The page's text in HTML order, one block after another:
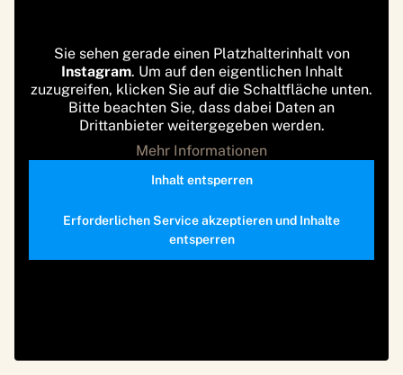
Sie sehen gerade einen Platzhalterinhalt von
Instagram. Um auf den eigentlichen Inhalt
zuzugreifen, klicken Sie auf die Schaltfläche unten.
Bitte beachten Sie, dass dabei Daten an
Drittanbieter weitergegeben werden.
Mehr Informationen
Inhalt entsperren
Erforderlichen Service akzeptieren und Inhalte
entsperren